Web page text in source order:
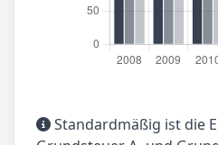
Standardmäßig ist die